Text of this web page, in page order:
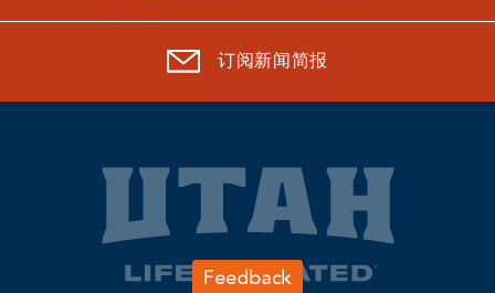
订阅新闻简报